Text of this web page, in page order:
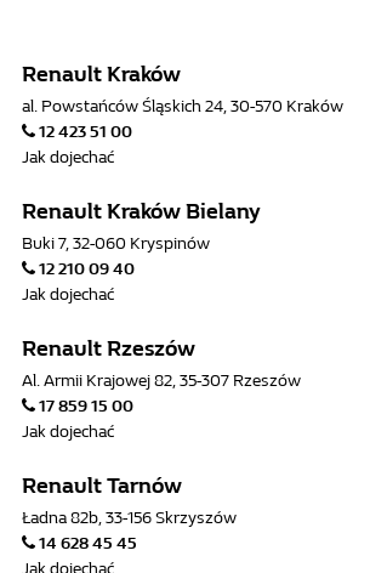
Renault Kraków
al. Powstańców Śląskich 24, 30-570 Kraków
12 423 51 00
Jak dojechać
Renault Kraków Bielany
Buki 7, 32-060 Kryspinów
12 210 09 40
Jak dojechać
Renault Rzeszów
Al. Armii Krajowej 82, 35-307 Rzeszów
17 859 15 00
Jak dojechać
Renault Tarnów
Ładna 82b, 33-156 Skrzyszów
14 628 45 45